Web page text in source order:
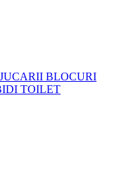
JUCARII BLOCURI
TOILET